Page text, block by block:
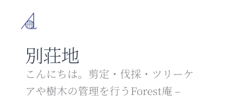
別荘地
こんにちは。剪定・伐採・ツリーケ
アや樹木の管理を行うForest庵 –